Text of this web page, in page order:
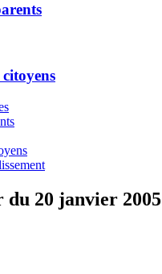
20 janvier 2005